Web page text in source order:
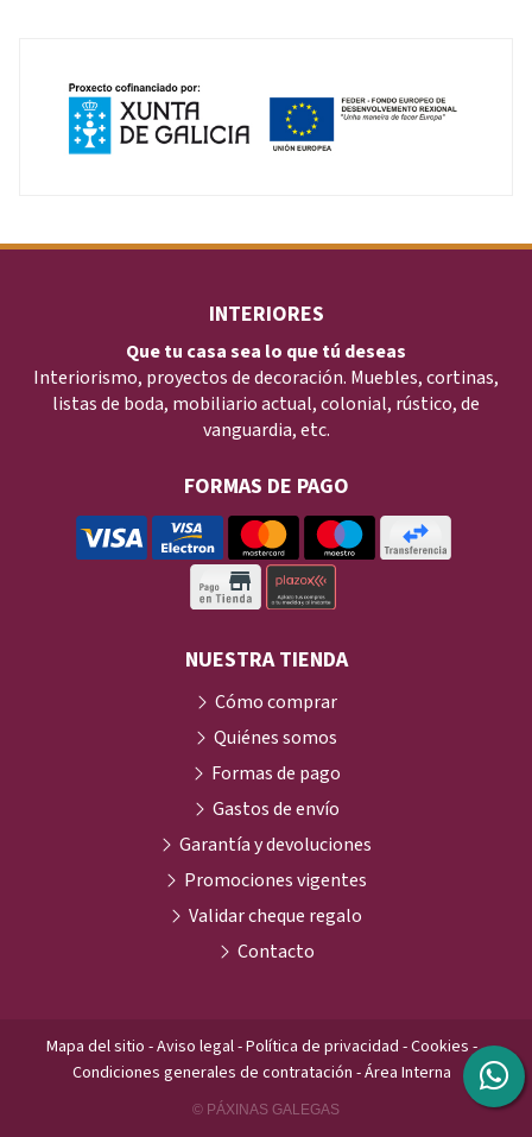
INTERIORES
Que tu casa sea lo que tú deseas
Interiorismo, proyectos de decoración. Muebles, cortinas,
listas de boda, mobiliario actual, colonial, rústico, de
vanguardia, etc.
FORMAS DE PAGO
NUESTRA TIENDA
Cómo comprar
Quiénes somos
Formas de pago
Gastos de envío
Garantía y devoluciones
Promociones vigentes
Validar cheque regalo
Contacto
Mapa del sitio -Aviso legal-Política de privacidad -Cookies -
Condiciones generales de contratación -Área Interna
© PÁXINAS GALEGAS